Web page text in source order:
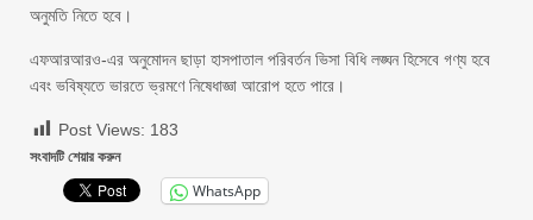
অনুমতি নিতে হবে।
এফআরআরও-এর অনুমোদন ছাড়া হাসপাতাল পরিবর্তন ভিসা বিধি লঙ্ঘন হিসেবে গণ্য হবে
এবং ভবিষ্যতে ভারতে ভ্রমণে নিষেধাজ্ঞা আরোপ হতে পারে।
Post Views: 183
সংবাদটি শেয়ার করুন
WhatsApp